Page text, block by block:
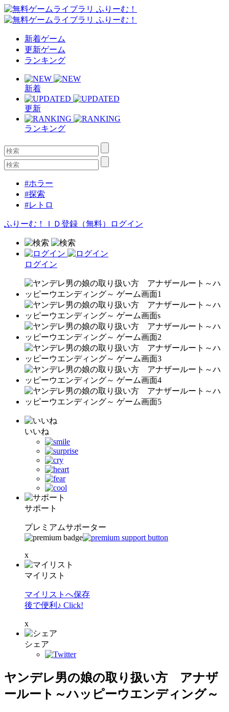
新着ゲーム
更新ゲーム
ランキング
新着
更新
ランキング
#ホラー
#探索
#レトロ
ふりーむ！ＩＤ登録（無料） ログイン
ログイン
いいね
サポート
プレミアムサポーター
x
マイリスト
マイリストへ保存
後で便利♪ Click!
x
シェア
ヤンデレ男の娘の取り扱い方 アナザ
ールート～ハッピーウエンディング～